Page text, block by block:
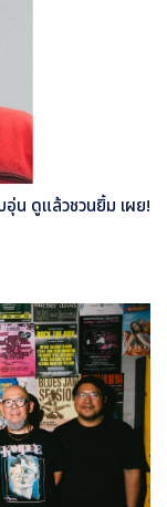
น ดูแล้วชวนยิ้ม เผย!